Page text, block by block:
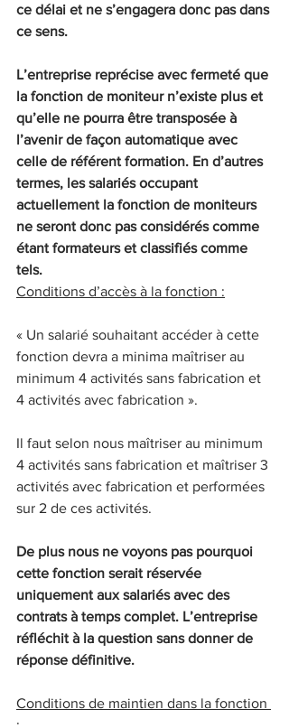
ce délai et ne s’engagera donc pas dans
ce sens.
L’entreprise reprécise avec fermeté que
la fonction de moniteur n’existe plus et
qu’elle ne pourra être transposée à
l’avenir de façon automatique avec
celle de référent formation. En d’autres
termes, les salariés occupant
actuellement la fonction de moniteurs
ne seront donc pas considérés comme
étant formateurs et classifiés comme
tels.
Conditions d’accès à la fonction :
« Un salarié souhaitant accéder à cette
fonction devra a minima maîtriser au
minimum 4 activités sans fabrication et
4 activités avec fabrication ».
Il faut selon nous maîtriser au minimum
4 activités sans fabrication et maîtriser 3
activités avec fabrication et performées
sur 2 de ces activités.
De plus nous ne voyons pas pourquoi
cette fonction serait réservée
uniquement aux salariés avec des
contrats à temps complet. L’entreprise
réfléchit à la question sans donner de
réponse définitive.
Conditions de maintien dans la fonction
: